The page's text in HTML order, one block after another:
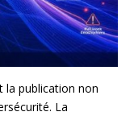
la publication non
La